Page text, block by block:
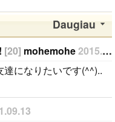
Daugiau
[20] mohemohe 2015.02.24
になりたいです(^^)..